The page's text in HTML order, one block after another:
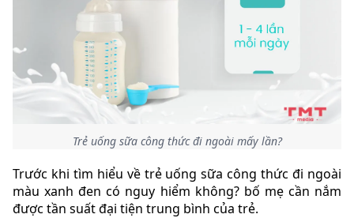
Trẻ uống sữa công thức đi ngoài mấy lần?
Trước khi tìm hiểu về trẻ uống sữa công thức đi ngoài
màu xanh đen có nguy hiểm không? bố mẹ cần nắm
được tần suất đại tiện trung bình của trẻ.